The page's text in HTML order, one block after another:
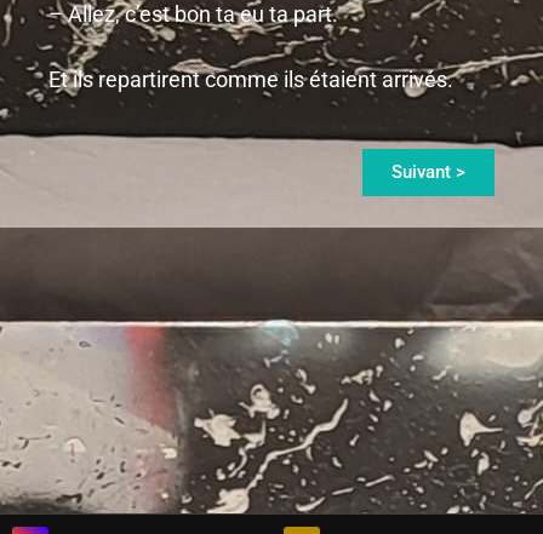
– Allez, c’est bon ta eu ta part.
Et ils repartirent comme ils étaient arrivés.
Suivant >